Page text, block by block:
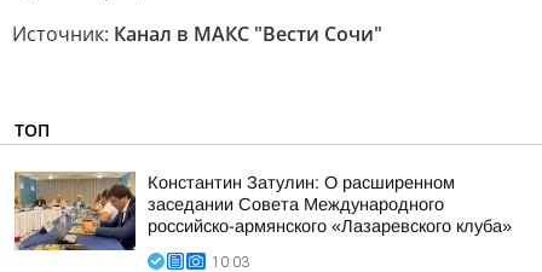
Источник: Канал в МАКС "Вести Сочи"
ТОП
Константин Затулин: О расширенном
заседании Совета Международного
российско-армянского «Лазаревского клуба»
10:03